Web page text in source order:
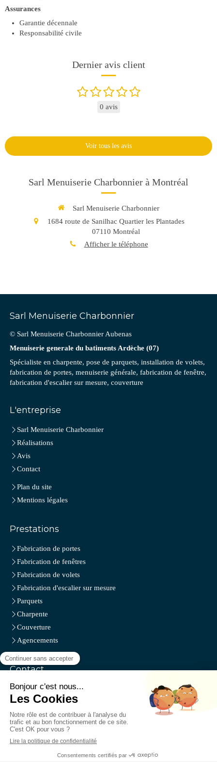
Assurances
Garantie décennale
Responsabilité civile
Dernier avis client
0 avis
Voir tous les avis
Sarl Menuiserie Charbonnier à Montréal
Sarl Menuiserie Charbonnier
1684 route de Sanilhac Quartier les Plantades
07110 Montréal
Afficher le téléphone
Sarl Menuiserie Charbonnier
© Sarl Menuiserie Charbonnier Aubenas
Menuiserie generale du batiments Ardèche (07)
Spécialiste en charpente, pose de parquets, installation de volets,
fabrication de portes, menuiserie générale, fabrication de fenêtre,
fabrication d'escalier sur mesure, couverture
L'entreprise
Sarl Menuiserie Charbonnier
Réalisations
Avis
Contact
Plan du site
Mentions légales
Prestations
Fabrication de portes
Fabrication de fenêtres
Fabrication de volets
Fabrication d'escalier sur mesure
Parquets
Charpente
Couverture
Agencements
Contact
Sarl Menuiserie Charbonnier
1684 route de Sanilhac Quartier les Plantades
Afficher le téléphone
Demander un devis